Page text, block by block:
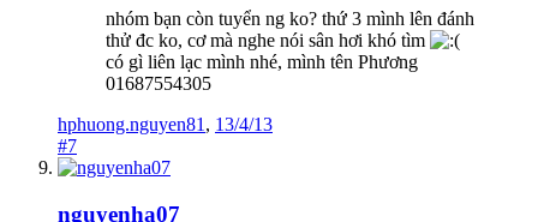
nhóm bạn còn tuyển ng ko? thứ 3 mình lên đánh
thử đc ko, cơ mà nghe nói sân hơi khó tìm
có gì liên lạc mình nhé, mình tên Phương
01687554305
hphuong.nguyen81 , 13/4/13
#7
nguyenha07